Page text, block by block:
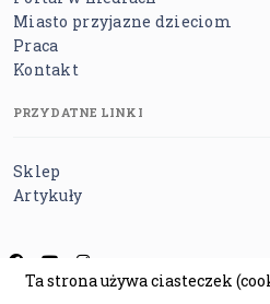
Miasto przyjazne dzieciom
Praca
Kontakt
PRZYDATNE LINKI
Sklep
Artykuły
Regulamin Polityka
Ta strona używa ciasteczek